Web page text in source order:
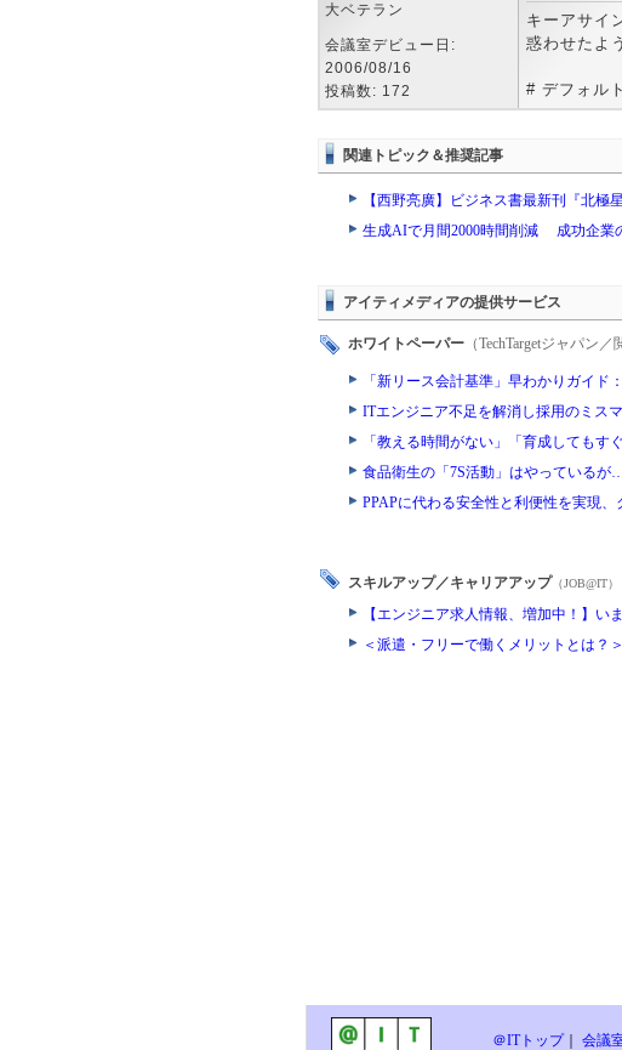
大ベテラン
会議室デビュー日:
2006/08/16
投稿数: 172
キーアサイ
惑わせたよ
# デフォル
関連トピック＆推奨記事
【西野亮廣】ビジネス書最新刊『北
生成AIで月間2000時間削減 成功企業
アイティメディアの提供サービス
ホワイトペーパー （TechTargetジャパン／
「新リース会計基準」早わかりガイ
ITエンジニア不足を解消し採用のミス
「教える時間がない」「育成しても
食品衛生の「7S活動」はやっている
PPAPに代わる安全性と利便性を実現
スキルアップ／キャリアアップ （JOB@IT）
【エンジニア求人情報、増加中！】い
＜派遣・フリーで働くメリットとは？
＠ITトップ｜ 会議